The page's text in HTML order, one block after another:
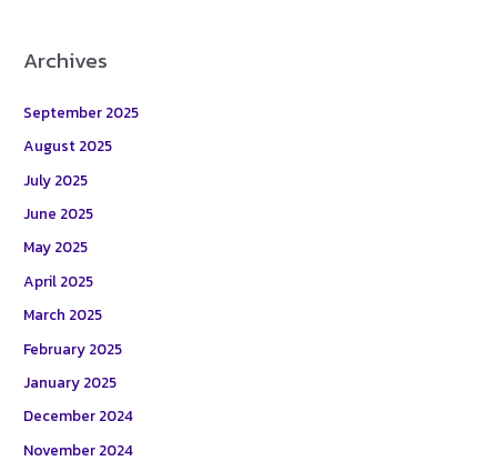
Archives
September 2025
August 2025
July 2025
June 2025
May 2025
April 2025
March 2025
February 2025
January 2025
December 2024
November 2024